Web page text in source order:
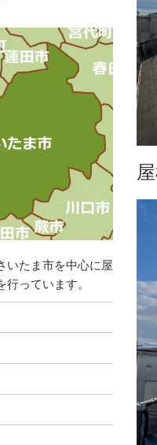
いたま市を中心に屋
っています。